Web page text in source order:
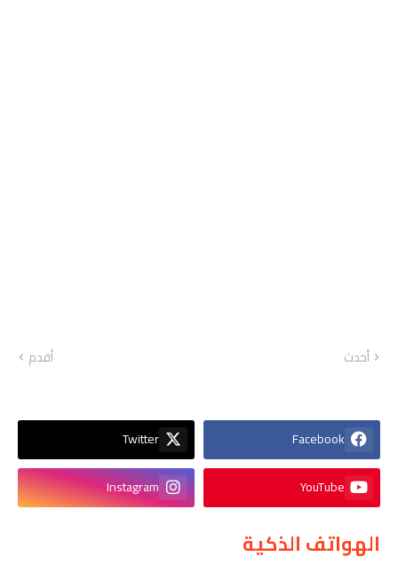
أحدث أقدم
Facebook
Twitter
YouTube
Instagram
الهواتف الذكية